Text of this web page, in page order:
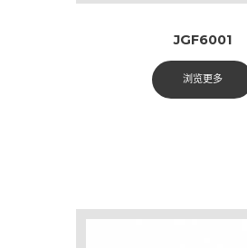
JGF6001
浏览更多